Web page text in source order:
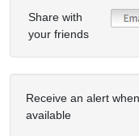
Share with
your friends
Receive an alert
available